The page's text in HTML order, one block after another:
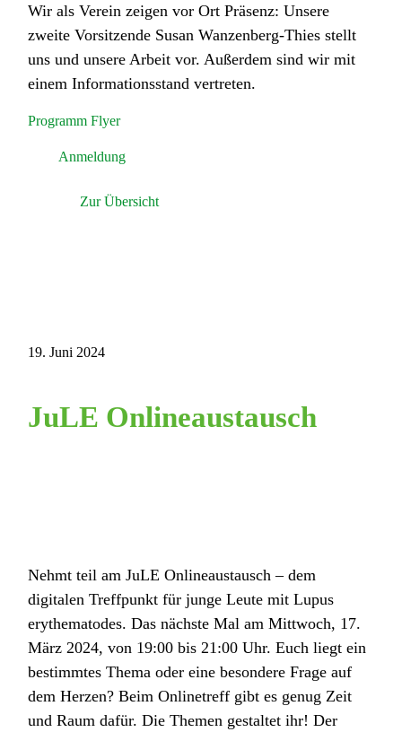
Wir als Verein zeigen vor Ort Präsenz: Unsere
zweite Vorsitzende Susan Wanzenberg-Thies stellt
uns und unsere Arbeit vor. Außerdem sind wir mit
einem Informationsstand vertreten.
Programm Flyer
Anmeldung
Zur Übersicht
19. Juni 2024
JuLE Onlineaustausch
Nehmt teil am JuLE Onlineaustausch – dem
digitalen Treffpunkt für junge Leute mit Lupus
erythematodes. Das nächste Mal am Mittwoch, 17.
März 2024, von 19:00 bis 21:00 Uhr. Euch liegt ein
bestimmtes Thema oder eine besondere Frage auf
dem Herzen? Beim Onlinetreff gibt es genug Zeit
und Raum dafür. Die Themen gestaltet ihr! Der